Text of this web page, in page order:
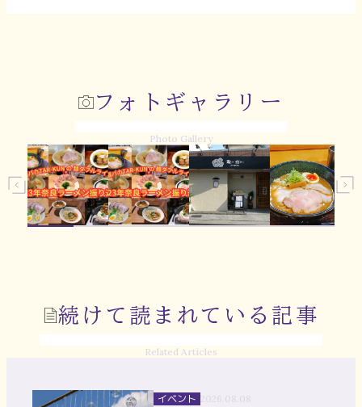
フォトギャラリー
Photo Gallery
続けて読まれている記事
Related Articles
イベント